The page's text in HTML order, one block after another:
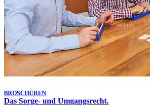
BROSCHÜREN
Das Sorge- und Umgangsrecht.